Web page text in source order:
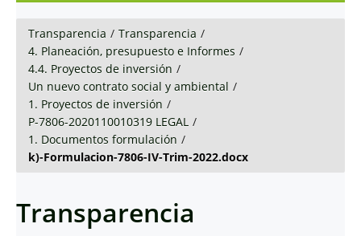
Transparencia / Transparencia /
4. Planeación, presupuesto e Informes /
4.4. Proyectos de inversión /
Un nuevo contrato social y ambiental /
1. Proyectos de inversión /
P-7806-2020110010319 LEGAL /
1. Documentos formulación /
k)-Formulacion-7806-IV-Trim-2022.docx
Transparencia